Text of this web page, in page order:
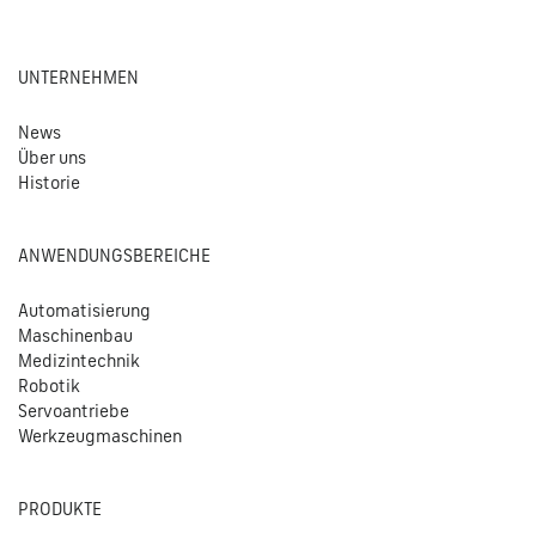
UNTERNEHMEN
News
Über uns
Historie
ANWENDUNGSBEREICHE
Automatisierung
Maschinenbau
Medizintechnik
Robotik
Servoantriebe
Werkzeugmaschinen
PRODUKTE